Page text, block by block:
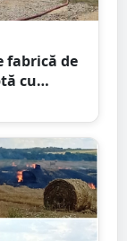
fabrică de
cu